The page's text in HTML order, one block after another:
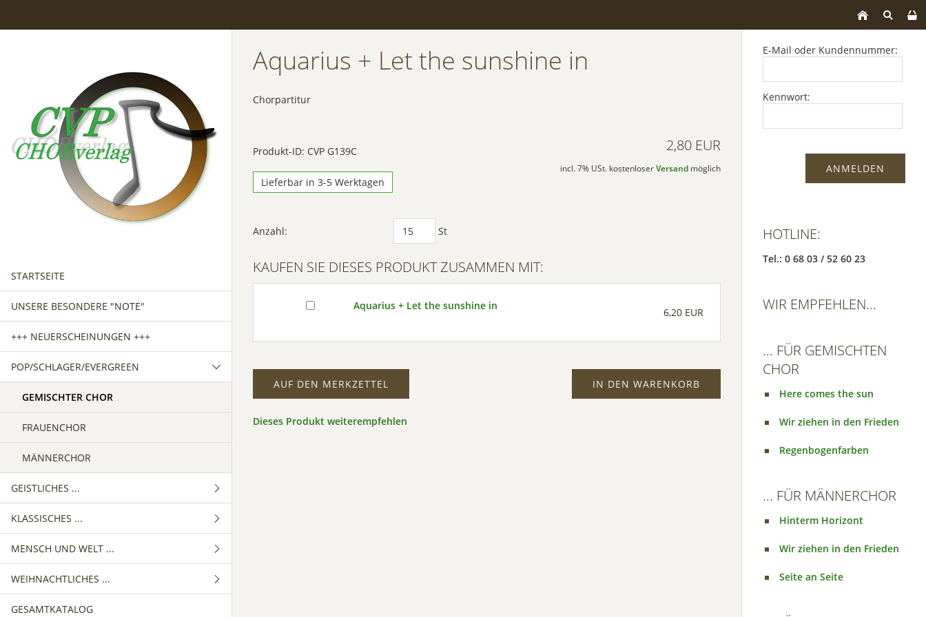
STARTSEITE
UNSERE BESONDERE "NOTE"
+++ NEUERSCHEINUNGEN +++
POP/SCHLAGER/EVERGREEN
GEMISCHTER CHOR
FRAUENCHOR
MÄNNERCHOR
GEISTLICHES ...
GEMISCHTER CHOR
FRAUENCHOR
MÄNNERCHOR
KLASSISCHES ...
GEMISCHTER CHOR
FRAUENCHOR
MÄNNERCHOR
MENSCH UND WELT ...
GEMISCHTER CHOR
FRAUENCHOR
WEIHNACHTLICHES ...
GEMISCHTER CHOR
GESAMTKATALOG
Aquarius + Let the sunshine in
Chorpartitur
Produkt-ID: CVP G139C
Lieferbar in 3-5 Werktagen
2,80 EUR
incl. 7% USt. kostenloser Versandmöglich
Anzahl: St
KAUFEN SIE DIESES PRODUKT ZUSAMMEN MIT:
Aquarius + Let the sunshine in
6,20 EUR
IN DEN WARENKORB
AUF DEN MERKZETTEL
Dieses Produkt weiterempfehlen
E-Mail oder Kundennummer:
Kennwort:
HOTLINE:
Tel.: 0 68 03 / 52 60 23
WIR EMPFEHLEN...
... FÜR GEMISCHTEN
CHOR
Here comes the sun
Wir ziehen in den Frieden
Regenbogenfarben
... FÜR MÄNNERCHOR
Hinterm Horizont
Wir ziehen in den Frieden
Seite an Seite